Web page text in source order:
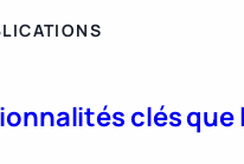
clés que